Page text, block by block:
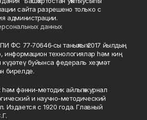
сайта разрешено только с
администрации.
данных
ФС 77‑70646‑сы таныҡлыҡ 2017 йылдың
информацион технологиялар һәм киң
буйынса федераль хеҙмәт
бирелде.
фәнни-методик айлыҡ журнал
и научно-методический
Издается с 1920 года. Главный